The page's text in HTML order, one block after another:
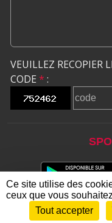
VEUILLEZ RECOPIER
CODE * :
Envie de participer ?
Ce site utilise des
ceux que vous
Tout accepter